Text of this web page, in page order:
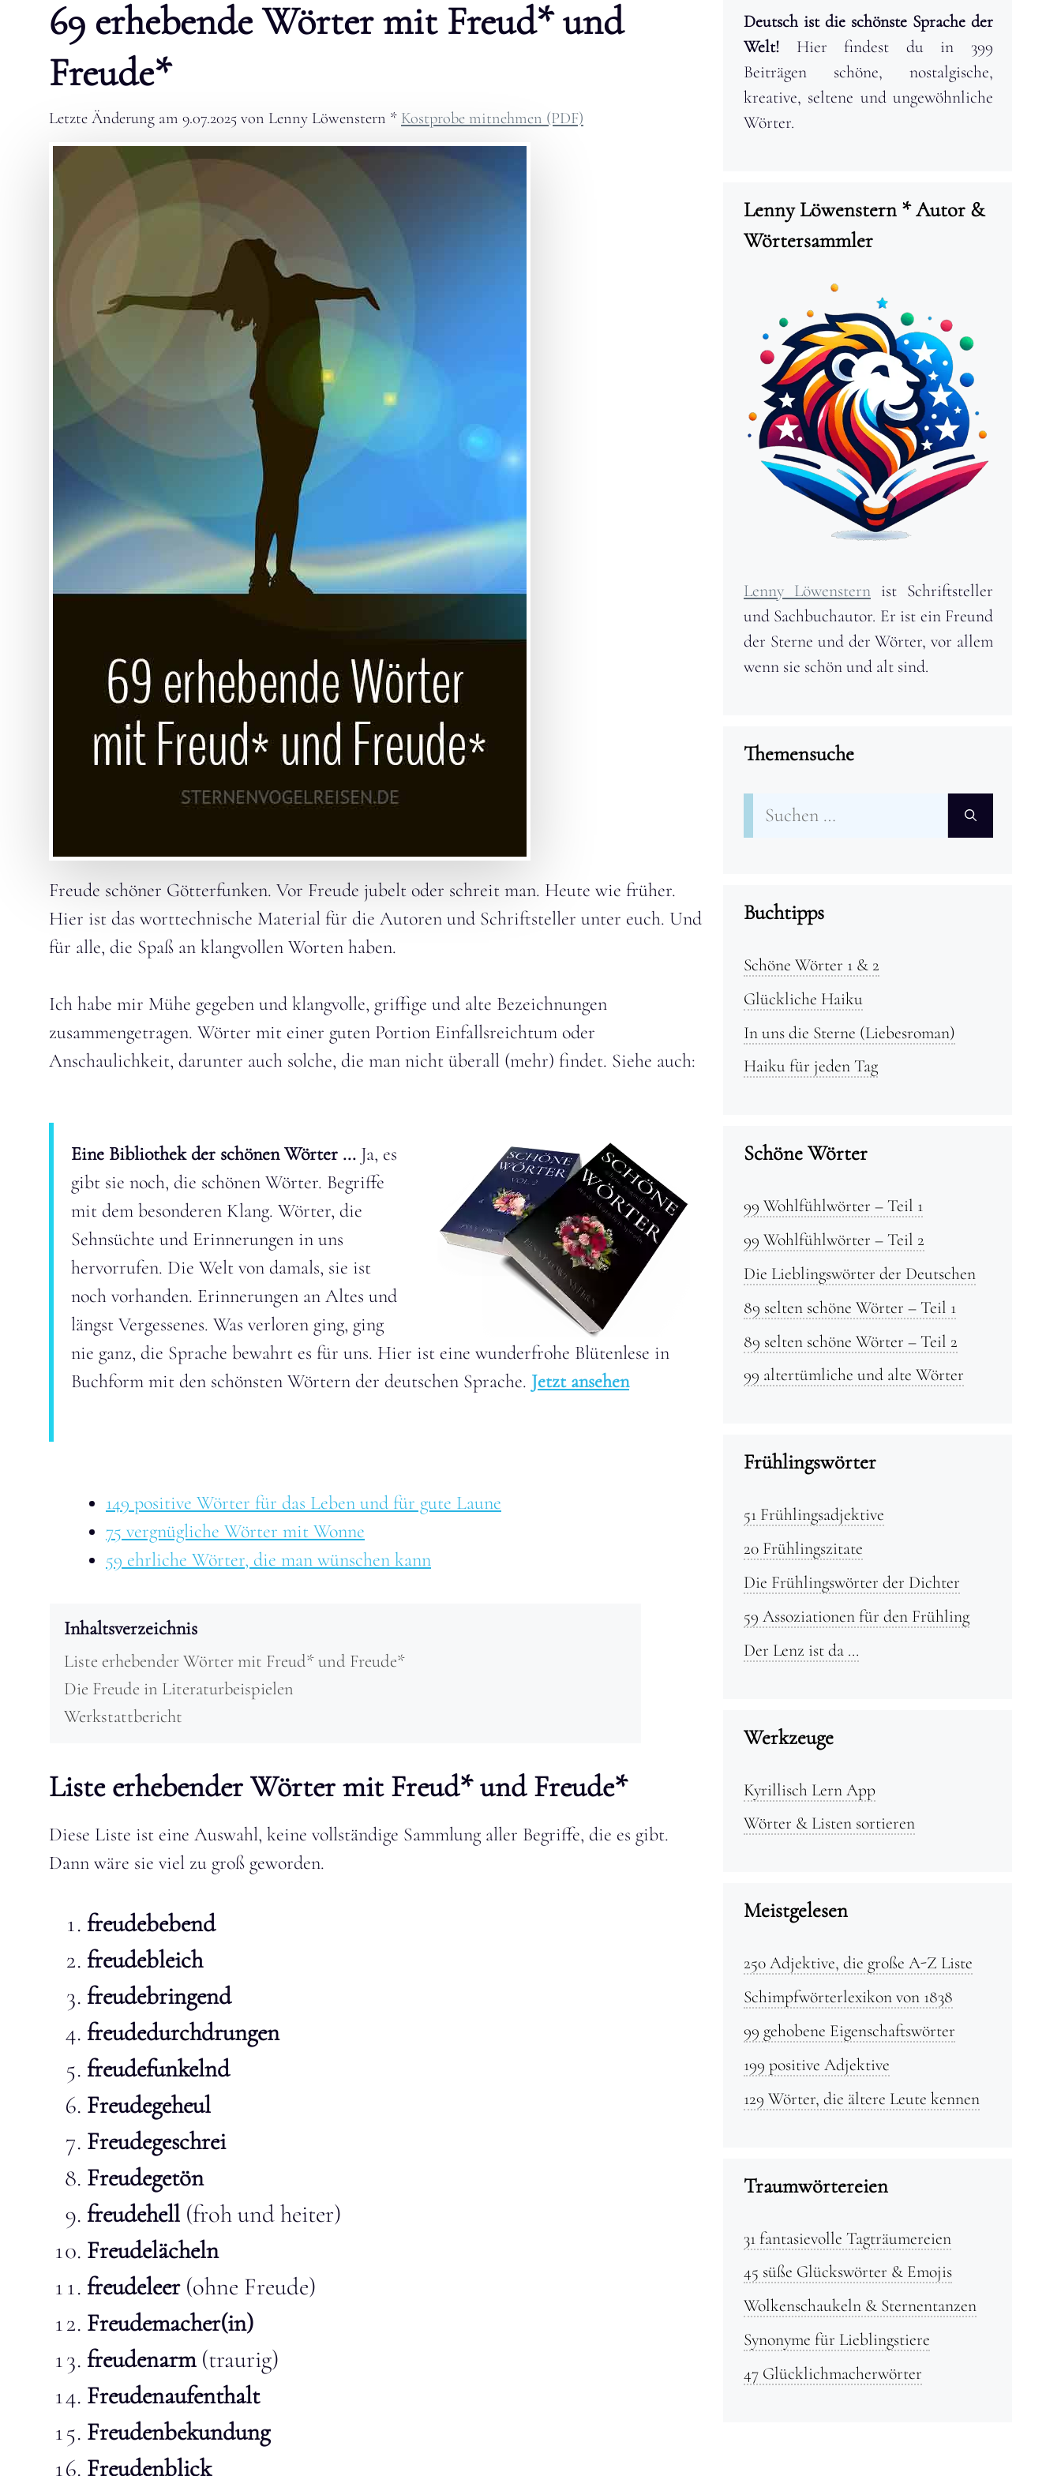
69 erhebende Wörter mit Freud* und
Freude*
Letzte Änderung am 9.07.2025 von Lenny Löwenstern * Kostprobe mitnehmen (PDF)
Freude schöner Götterfunken. Vor Freude jubelt oder schreit man. Heute wie früher.
Hier ist das worttechnische Material für die Autoren und Schriftsteller unter euch. Und
für alle, die Spaß an klangvollen Worten haben.
Ich habe mir Mühe gegeben und klangvolle, griffige und alte Bezeichnungen
zusammengetragen. Wörter mit einer guten Portion Einfallsreichtum oder
Anschaulichkeit, darunter auch solche, die man nicht überall (mehr) findet. Siehe auch:
Eine Bibliothek der schönen Wörter ... Ja, es
gibt sie noch, die schönen Wörter. Begriffe
mit dem besonderen Klang. Wörter, die
Sehnsüchte und Erinnerungen in uns
hervorrufen. Die Welt von damals, sie ist
noch vorhanden. Erinnerungen an Altes und
längst Vergessenes. Was verloren ging, ging
nie ganz, die Sprache bewahrt es für uns. Hier ist eine wunderfrohe Blütenlese in
Buchform mit den schönsten Wörtern der deutschen Sprache. Jetzt ansehen
149 positive Wörter für das Leben und für gute Laune
75 vergnügliche Wörter mit Wonne
59 ehrliche Wörter, die man wünschen kann
Inhaltsverzeichnis
Liste erhebender Wörter mit Freud* und Freude*
Die Freude in Literaturbeispielen
Werkstattbericht
Liste erhebender Wörter mit Freud* und Freude*
Diese Liste ist eine Auswahl, keine vollständige Sammlung aller Begriffe, die es gibt.
Dann wäre sie viel zu groß geworden.
freudebebend
freudebleich
freudebringend
freudedurchdrungen
freudefunkelnd
Freudegeheul
Freudegeschrei
Freudegetön
freudehell (froh und heiter)
Freudelächeln
freudeleer(ohne Freude)
Freudemacher(in)
freudenarm(traurig)
Freudenaufenthalt
Freudenbekundung
Freudenblick
Deutsch ist die schönste Sprache der
Welt! Hier findest du in 399
Beiträgen schöne, nostalgische,
kreative, seltene und ungewöhnliche
Wörter.
Lenny Löwenstern * Autor &
Wörtersammler
Lenny Löwenstern ist Schriftsteller
und Sachbuchautor. Er ist ein Freund
der Sterne und der Wörter, vor allem
wenn sie schön und alt sind.
Themensuche
Suchen
nach:
Buchtipps
Schöne Wörter 1 & 2
Glückliche Haiku
In uns die Sterne (Liebesroman)
Haiku für jeden Tag
Schöne Wörter
99 Wohlfühlwörter – Teil 1
99 Wohlfühlwörter – Teil 2
Die Lieblingswörter der Deutschen
89 selten schöne Wörter – Teil 1
89 selten schöne Wörter – Teil 2
99 altertümliche und alte Wörter
Frühlingswörter
51 Frühlingsadjektive
20 Frühlingszitate
Die Frühlingswörter der Dichter
59 Assoziationen für den Frühling
Der Lenz ist da …
Werkzeuge
Kyrillisch Lern App
Wörter & Listen sortieren
Meistgelesen
250 Adjektive, die große A-Z Liste
Schimpfwörterlexikon von 1838
99 gehobene Eigenschaftswörter
199 positive Adjektive
129 Wörter, die ältere Leute kennen
Traumwörtereien
31 fantasievolle Tagträumereien
45 süße Glückswörter & Emojis
Wolkenschaukeln & Sternentanzen
Synonyme für Lieblingstiere
47 Glücklichmacherwörter